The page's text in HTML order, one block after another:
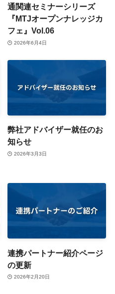
通関連セミナーシリーズ
『MTJオープンナレッジカ
フェ』Vol.06
2026年6月4日
弊社アドバイザー就任のお
知らせ
2026年3月3日
連携パートナー紹介ページ
の更新
2026年2月20日